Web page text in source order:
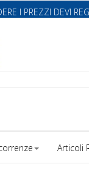
I PREZZI DEVI
Articoli